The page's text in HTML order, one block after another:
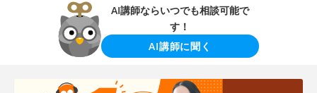
AI講師ならいつでも相談可能で
す！
AI講師に聞く